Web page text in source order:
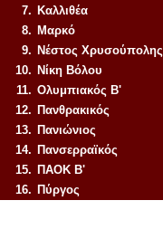
7. Καλλιθέα
8. Μαρκό
9. Νέστος Χρυσούπολης
10. Νίκη Βόλου
11. Ολυμπιακός Β'
12. Πανθρακικός
13. Πανιώνιος
14. Πανσερραϊκός
15. ΠΑΟΚ Β'
16. Πύργος